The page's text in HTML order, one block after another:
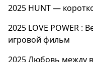
2025 HUNT—
2025 LOVE POWER :
игровой фильм
2025Любовь между